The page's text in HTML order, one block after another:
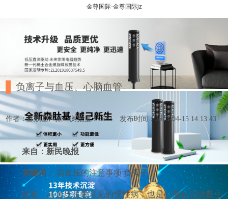
金尊国际-金尊国际jz
负离子与血压、心脑血管
作者：森肽基厂家 浏览量：2683 发布时间：2013-04-15 14:13:43
来自：新民晚报
关键词： 高血压的注意事项 负离子
摘要：高血压是最常见的慢性病，也是心脑血管病最主